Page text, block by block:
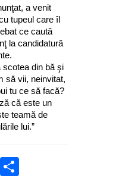
a venit
tupeul care îl
ce caută
la candidatură
din bă şi
să vii, neinvitat,
tu ce să facă?
că este un
teamă de
lui.”
LinkedIn